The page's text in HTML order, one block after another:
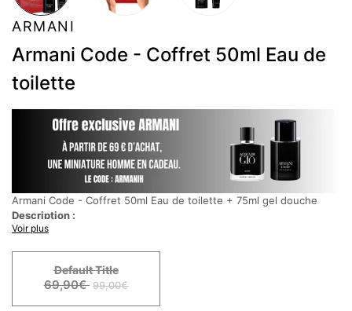
ARMANI
Armani Code - Coffret 50ml Eau de
toilette
Armani Code - Coffret 50ml Eau de toilette + 75ml gel douche
Description :
Giorgio Armani présente l'Eau de Toilette Armani Code, une
Giorgio Armani présente l'Eau de Toilette Armani Code, une
fragrance boisée et ambrée pour un homme libre d'exprimer une
masculinité authentique et sensible. Une fragrance tournée vers
Voir plus
Default Title
69,90€ 99,00€